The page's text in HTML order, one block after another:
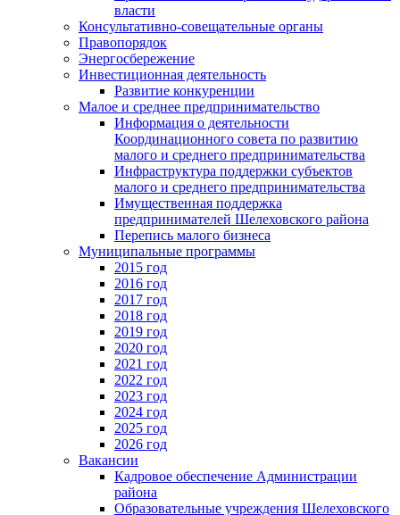
власти
Консультативно-совещательные органы
Правопорядок
Энергосбережение
Инвестиционная деятельность
Развитие конкуренции
Малое и среднее предпринимательство
Информация о деятельности
Координационного совета по развитию
малого и среднего предпринимательства
Инфраструктура поддержки субъектов
малого и среднего предпринимательства
Имущественная поддержка
предпринимателей Шелеховского района
Перепись малого бизнеса
Муниципальные программы
2015 год
2016 год
2017 год
2018 год
2019 год
2020 год
2021 год
2022 год
2023 год
2024 год
2025 год
2026 год
Вакансии
Кадровое обеспечение Администрации
района
Образовательные учреждения Шелеховского